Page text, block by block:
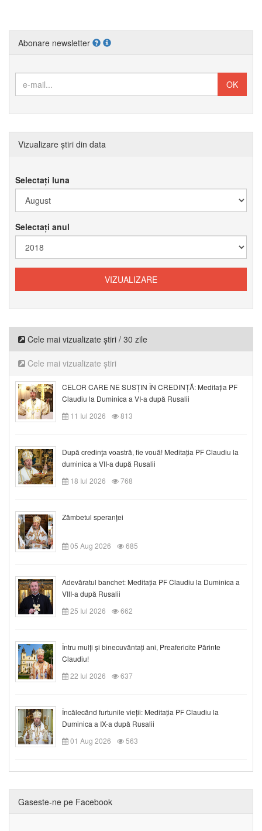
Abonare newsletter
Vizualizare știri din data
Selectați luna
Selectați anul
Cele mai vizualizate știri / 30 zile
Cele mai vizualizate știri
CELOR CARE NE SUSȚIN ÎN CREDINȚĂ: Meditația PF
Claudiu la Duminica a VI-a după Rusalii
11 Iul 2026
813
După credinţa voastră, fie vouă! Meditația PF Claudiu la
duminica a VII-a după Rusalii
18 Iul 2026
768
Zâmbetul speranței
05 Aug 2026 685
Adevăratul banchet: Meditația PF Claudiu la Duminica a
VIII-a după Rusalii
25 Iul 2026
662
Întru mulți și binecuvântați ani, Preafericite Părinte
Claudiu!
22 Iul 2026
637
Încălecând furtunile vieții: Meditația PF Claudiu la
Duminica a IX-a după Rusalii
01 Aug 2026
563
Gaseste-ne pe Facebook